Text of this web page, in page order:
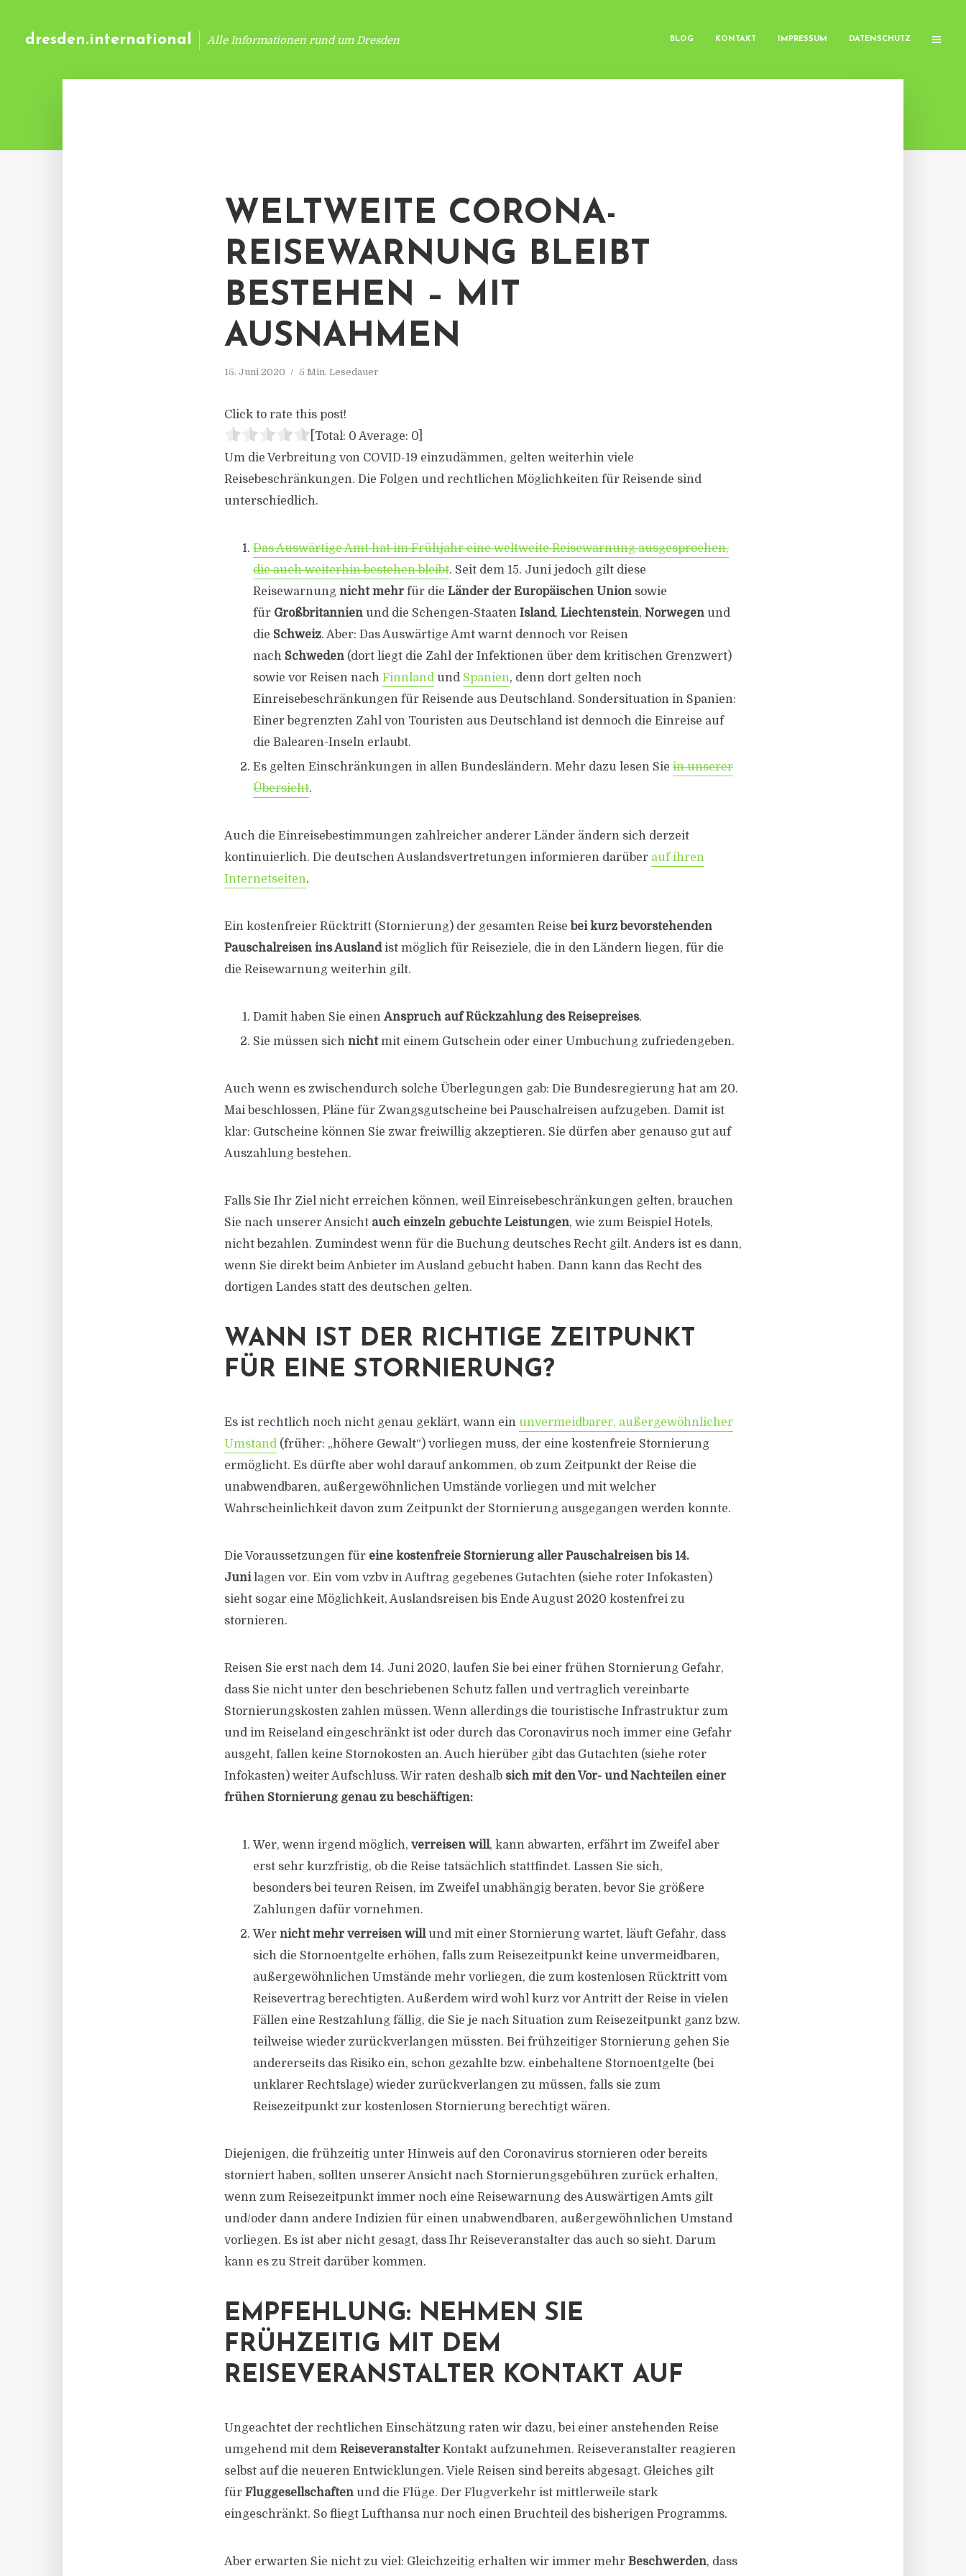
dresden.international Alle Informationen rund um Dresden BLOG KONTAKT IMPRESSUM DATENSCHUTZ
WELTWEITE CORONA-
REISEWARNUNG BLEIBT
BESTEHEN – MIT
AUSNAHMEN
15. Juni 2020 5 Min. Lesedauer
Click to rate this post!
[Total: 0 Average: 0
Um die Verbreitung von COVID-19 einzudämmen, gelten weiterhin viele
Reisebeschränkungen. Die Folgen und rechtlichen Möglichkeiten für Reisende sind
unterschiedlich.
Das Auswärtige Amt hat im Frühjahr eine weltweite Reisewarnung ausgesprochen,
die auch weiterhin bestehen bleibt. Seit dem 15. Juni jedoch gilt diese
Reisewarnung nicht mehr für die Länder der Europäischen Union sowie
für Großbritannien und die Schengen-Staaten Island, Liechtenstein, Norwegen und
die Schweiz. Aber: Das Auswärtige Amt warnt dennoch vor Reisen
nach Schweden (dort liegt die Zahl der Infektionen über dem kritischen Grenzwert)
sowie vor Reisen nach Finnland und Spanien, denn dort gelten noch
Einreisebeschränkungen für Reisende aus Deutschland. Sondersituation in Spanien:
Einer begrenzten Zahl von Touristen aus Deutschland ist dennoch die Einreise auf
die Balearen-Inseln erlaubt.
Es gelten Einschränkungen in allen Bundesländern. Mehr dazu lesen Sie in unserer
Übersicht.
Auch die Einreisebestimmungen zahlreicher anderer Länder ändern sich derzeit
kontinuierlich. Die deutschen Auslandsvertretungen informieren darüber auf ihren
Internetseiten.
Ein kostenfreier Rücktritt (Stornierung) der gesamten Reise bei kurz bevorstehenden
Pauschalreisen ins Auslandist möglich für Reiseziele, die in den Ländern liegen, für die
die Reisewarnung weiterhin gilt.
Damit haben Sie einen Anspruch auf Rückzahlung des Reisepreises.
Sie müssen sich nichtmit einem Gutschein oder einer Umbuchung zufriedengeben.
Auch wenn es zwischendurch solche Überlegungen gab: Die Bundesregierung hat am 20.
Mai beschlossen, Pläne für Zwangsgutscheine bei Pauschalreisen aufzugeben. Damit ist
klar: Gutscheine können Sie zwar freiwillig akzeptieren. Sie dürfen aber genauso gut auf
Auszahlung bestehen.
Falls Sie Ihr Ziel nicht erreichen können, weil Einreisebeschränkungen gelten, brauchen
Sie nach unserer Ansicht auch einzeln gebuchte Leistungen, wie zum Beispiel Hotels,
nicht bezahlen. Zumindest wenn für die Buchung deutsches Recht gilt. Anders ist es dann,
wenn Sie direkt beim Anbieter im Ausland gebucht haben. Dann kann das Recht des
dortigen Landes statt des deutschen gelten.
WANN IST DER RICHTIGE ZEITPUNKT
FÜR EINE STORNIERUNG?
Es ist rechtlich noch nicht genau geklärt, wann ein unvermeidbarer, außergewöhnlicher
Umstand (früher: „höhere Gewalt“) vorliegen muss, der eine kostenfreie Stornierung
ermöglicht. Es dürfte aber wohl darauf ankommen, ob zum Zeitpunkt der Reise die
unabwendbaren, außergewöhnlichen Umstände vorliegen und mit welcher
Wahrscheinlichkeit davon zum Zeitpunkt der Stornierung ausgegangen werden konnte.
Die Voraussetzungen für eine kostenfreie Stornierung aller Pauschalreisen bis 14.
Junilagen vor. Ein vom vzbv in Auftrag gegebenes Gutachten (siehe roter Infokasten)
sieht sogar eine Möglichkeit, Auslandsreisen bis Ende August 2020 kostenfrei zu
stornieren.
Reisen Sie erst nach dem 14. Juni 2020, laufen Sie bei einer frühen Stornierung Gefahr,
dass Sie nicht unter den beschriebenen Schutz fallen und vertraglich vereinbarte
Stornierungskosten zahlen müssen. Wenn allerdings die touristische Infrastruktur zum
und im Reiseland eingeschränkt ist oder durch das Coronavirus noch immer eine Gefahr
ausgeht, fallen keine Stornokosten an. Auch hierüber gibt das Gutachten (siehe roter
Infokasten) weiter Aufschluss. Wir raten deshalb sich mit den Vor- und Nachteilen einer
frühen Stornierung genau zu beschäftigen:
Wer, wenn irgend möglich, verreisen will, kann abwarten, erfährt im Zweifel aber
erst sehr kurzfristig, ob die Reise tatsächlich stattfindet. Lassen Sie sich,
besonders bei teuren Reisen, im Zweifel unabhängig beraten, bevor Sie größere
Zahlungen dafür vornehmen.
Wer nicht mehr verreisen willund mit einer Stornierung wartet, läuft Gefahr, dass
sich die Stornoentgelte erhöhen, falls zum Reisezeitpunkt keine unvermeidbaren,
außergewöhnlichen Umstände mehr vorliegen, die zum kostenlosen Rücktritt vom
Reisevertrag berechtigten. Außerdem wird wohl kurz vor Antritt der Reise in vielen
Fällen eine Restzahlung fällig, die Sie je nach Situation zum Reisezeitpunkt ganz bzw.
teilweise wieder zurückverlangen müssten. Bei frühzeitiger Stornierung gehen Sie
andererseits das Risiko ein, schon gezahlte bzw. einbehaltene Stornoentgelte (bei
unklarer Rechtslage) wieder zurückverlangen zu müssen, falls sie zum
Reisezeitpunkt zur kostenlosen Stornierung berechtigt wären.
Diejenigen, die frühzeitig unter Hinweis auf den Coronavirus stornieren oder bereits
storniert haben, sollten unserer Ansicht nach Stornierungsgebühren zurück erhalten,
wenn zum Reisezeitpunkt immer noch eine Reisewarnung des Auswärtigen Amts gilt
und/oder dann andere Indizien für einen unabwendbaren, außergewöhnlichen Umstand
vorliegen. Es ist aber nicht gesagt, dass Ihr Reiseveranstalter das auch so sieht. Darum
kann es zu Streit darüber kommen.
EMPFEHLUNG: NEHMEN SIE
FRÜHZEITIG MIT DEM
REISEVERANSTALTER KONTAKT AUF
Ungeachtet der rechtlichen Einschätzung raten wir dazu, bei einer anstehenden Reise
umgehend mit dem Reiseveranstalter Kontakt aufzunehmen. Reiseveranstalter reagieren
selbst auf die neueren Entwicklungen. Viele Reisen sind bereits abgesagt. Gleiches gilt
für Fluggesellschaften und die Flüge. Der Flugverkehr ist mittlerweile stark
eingeschränkt. So fliegt Lufthansa nur noch einen Bruchteil des bisherigen Programms.
Aber erwarten Sie nicht zu viel: Gleichzeitig erhalten wir immer mehr Beschwerden, dass